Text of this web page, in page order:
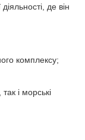
комплексу;
і морські
де він